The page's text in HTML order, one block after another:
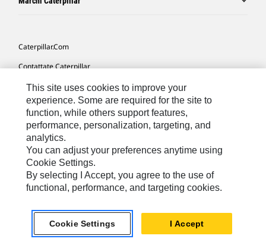
Caterpillar.com
Contattate Caterpillar
Le Mie Preferenze Di Marketing
Mappa Del Sito
Cookie Settings
Informazioni Legali
Tutela Della Privacy
Europe - Italian© 2026 Caterpillar. Tutti i diritti riservati.
This site uses cookies to improve your
experience. Some are required for the site to
function, while others support features,
performance, personalization, targeting, and
analytics.
You can adjust your preferences anytime using
Cookie Settings.
By selecting I Accept, you agree to the use of
functional, performance, and targeting cookies.
Cookie Settings I Accept